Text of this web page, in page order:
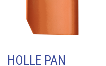
HOLLE PAN